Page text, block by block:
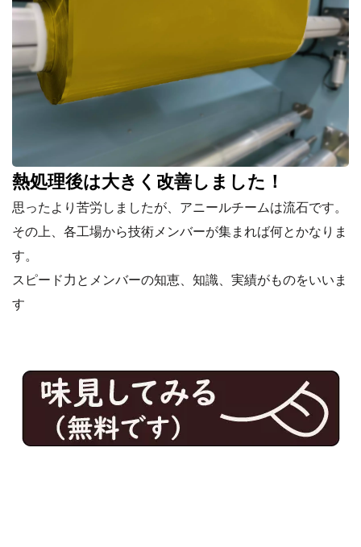
熱処理後は大きく改善しました！
思ったより苦労しましたが、アニールチームは流石です。
その上、各工場から技術メンバーが集まれば何とかなりま
す。
スピード力とメンバーの知恵、知識、実績がものをいいま
す